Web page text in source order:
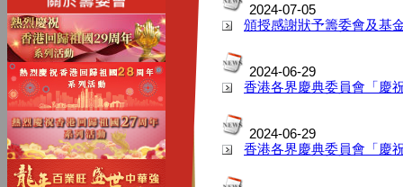
2024-07-05
頒授感謝狀予籌委會及基
2024-06-29
香港各界慶典委員會「慶
2024-06-29
香港各界慶典委員會「慶